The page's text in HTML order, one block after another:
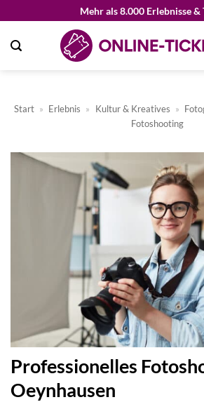
springen
Mehr als 8.000 Erlebnisse &
Start » Erlebnis » Kultur & Kreatives »
Fotoshooting
Professionelles
Oeynhausen